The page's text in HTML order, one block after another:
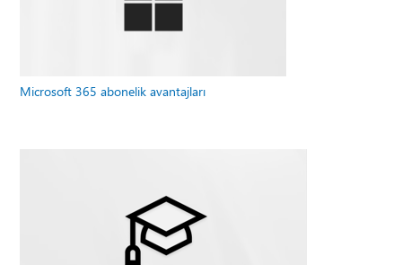
Microsoft 365 abonelik avantajları